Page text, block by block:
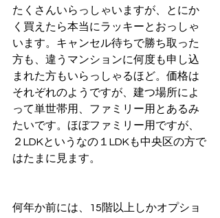
たくさんいらっしゃいますが、とにか
く買えたら本当にラッキーとおっしゃ
います。キャンセル待ちで勝ち取った
方も、違うマンションに何度も申し込
まれた方もいらっしゃるほど。価格は
それぞれのようですが、建つ場所によ
って単世帯用、ファミリー用とあるみ
たいです。ほぼファミリー用ですが、
２LDKというなの１LDKも中央区の方で
はたまに見ます。
何年か前には、15階以上しかオプショ